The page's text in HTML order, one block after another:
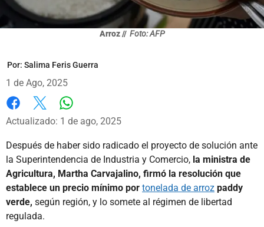
Arroz // Foto: AFP
Por: Salima Feris Guerra
1 de Ago, 2025
Facebook
X
Actualizado: 1 de ago, 2025
Después de haber sido radicado el proyecto de solución ante
la Superintendencia de Industria y Comercio, la ministra de
Agricultura, Martha Carvajalino, firmó la resolución que
establece un precio mínimo por tonelada de arroz paddy
verde, según región, y lo somete al régimen de libertad
regulada.